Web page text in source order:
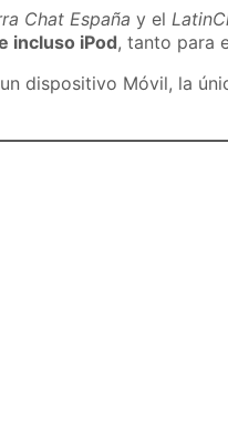
Chat España y el
incluso iPod, tanto para
dispositivo Móvil, la